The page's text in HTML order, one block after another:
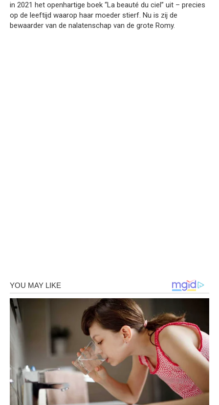
in 2021 het openhartige boek “La beauté du ciel” uit – precies
op de leeftijd waarop haar moeder stierf. Nu is zij de
bewaarder van de nalatenschap van de grote Romy.